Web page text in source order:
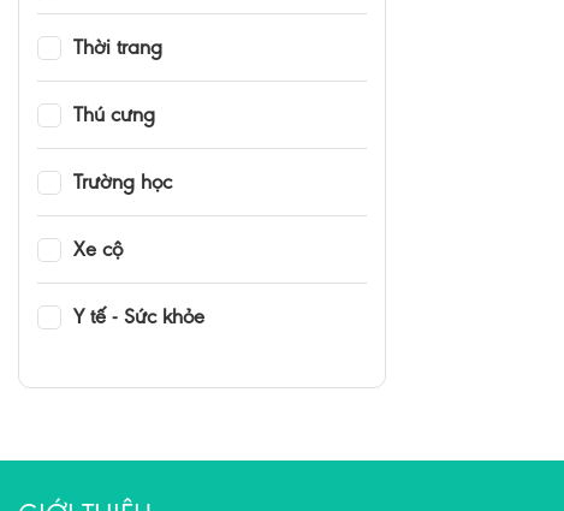
Thời trang
Thú cưng
Trường học
Xe cộ
Y tế - Sức khỏe